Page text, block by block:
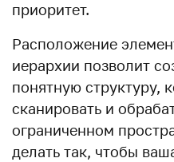
приоритет.
Расположение
иерархии позволит
понятную структуру,
сканировать и
ограниченном
делать так, чтобы